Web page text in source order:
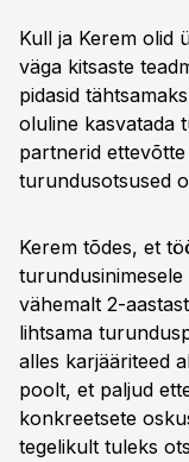
Kull ja Kerem olid
väga kitsaste
pidasid
oluline kasvatada
partnerid
turundusotsused
Kerem tõdes, et
turundusinimesele
vähemalt 2-
lihtsama
alles karjääriteed
poolt, et paljud
konkreetsete
tegelikult tuleks